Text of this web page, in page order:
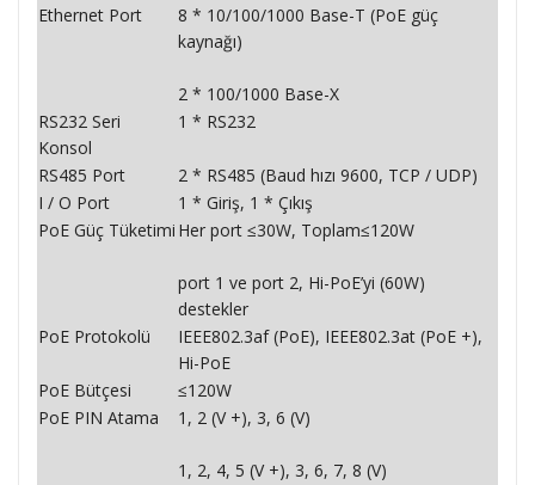
Ethernet Port
8 * 10/100/1000 Base-T (PoE güç
kaynağı)
2 * 100/1000 Base-X
RS232 Seri
Konsol
1 * RS232
RS485 Port
2 * RS485 (Baud hızı 9600, TCP / UDP)
I / O Port
1 * Giriş, 1 * Çıkış
PoE Güç Tüketimi Her port ≤30W, Toplam≤120W
port 1 ve port 2, Hi-PoE’yi (60W)
destekler
PoE Protokolü
IEEE802.3af (PoE), IEEE802.3at (PoE +),
Hi-PoE
PoE Bütçesi
≤120W
PoE PIN Atama
1, 2 (V +), 3, 6 (V)
1, 2, 4, 5 (V +), 3, 6, 7, 8 (V)